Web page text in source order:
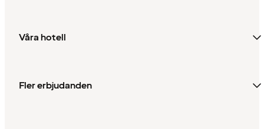
Våra hotell
Fler erbjudanden